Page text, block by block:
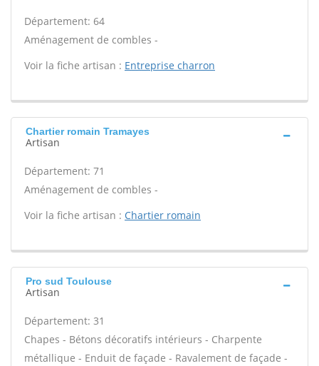
Département: 64
Aménagement de combles -
Voir la fiche artisan : Entreprise charron
Chartier romain Tramayes
Artisan
Département: 71
Aménagement de combles -
Voir la fiche artisan : Chartier romain
Pro sud Toulouse
Artisan
Département: 31
Chapes - Bétons décoratifs intérieurs - Charpente
métallique - Enduit de façade - Ravalement de façade -